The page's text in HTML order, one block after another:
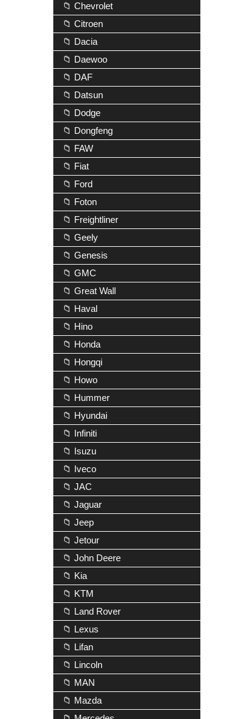
📁 Chevrolet
📁 Citroen
📁 Dacia
📁 Daewoo
📁 DAF
📁 Datsun
📁 Dodge
📁 Dongfeng
📁 FAW
📁 Fiat
📁 Ford
📁 Foton
📁 Freightliner
📁 Geely
📁 Genesis
📁 GMC
📁 Great Wall
📁 Haval
📁 Hino
📁 Honda
📁 Hongqi
📁 Howo
📁 Hummer
📁 Hyundai
📁 Infiniti
📁 Isuzu
📁 Iveco
📁 JAC
📁 Jaguar
📁 Jeep
📁 Jetour
📁 John Deere
📁 Kia
📁 KTM
📁 Land Rover
📁 Lexus
📁 Lifan
📁 Lincoln
📁 MAN
📁 Mazda